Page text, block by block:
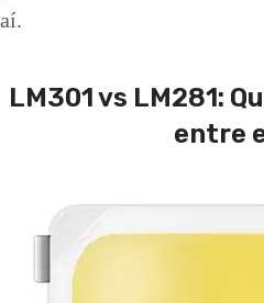
aí.
LM301 vs LM281:
entre